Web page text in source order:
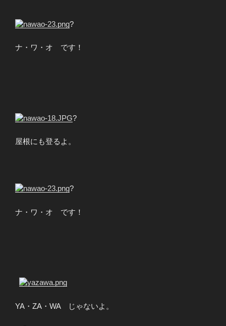
?
ナ・ワ・オ です！
?
屋根にも登るよ。
?
ナ・ワ・オ です！
YA・ZA・WA じゃないよ。